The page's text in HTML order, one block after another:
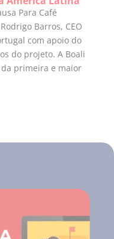
Para Café
Barros, CEO
com apoio do
do projeto. A Boali
primeira e maior